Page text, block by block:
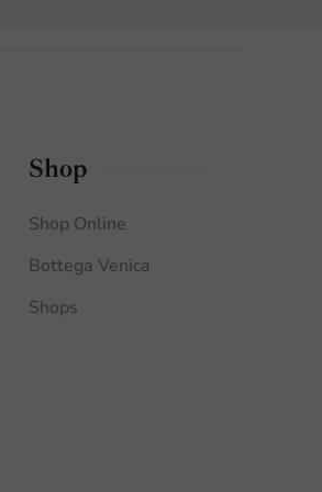
Shop
Shop Online
Bottega Venica
Shops